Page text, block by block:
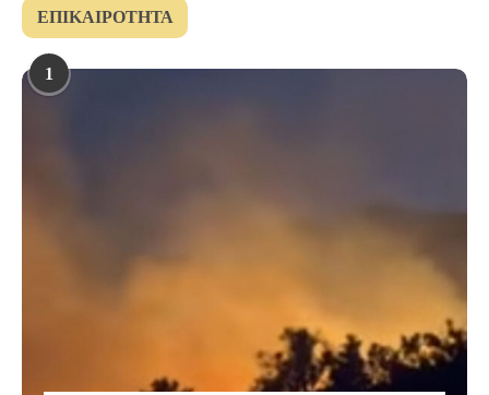
ΕΠΙΚΑΙΡΌΤΗΤΑ
1